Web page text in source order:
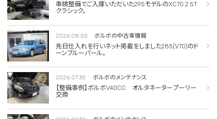
車検整備でご入庫いただいた295モデルのXC70 2.5T
クラシック。
2026.08.03 ボルボの中古車情報
先日仕入れを行いネット掲載をしました285(V70)のド
ーンブルーパール。
2026.07.30 ボルボのメンテナンス
【整備事例】ボルボV40CC オルタネータープーリー
交換